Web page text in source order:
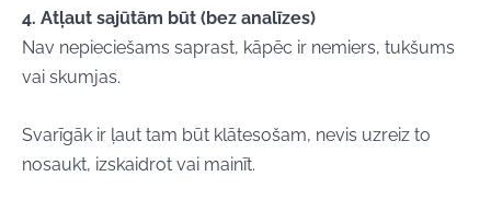
4. Atļaut sajūtām būt (bez analīzes)
Nav nepieciešams saprast, kāpēc ir nemiers, tukšums
vai skumjas.
Svarīgāk ir ļaut tam būt klātesošam, nevis uzreiz to
nosaukt, izskaidrot vai mainīt.